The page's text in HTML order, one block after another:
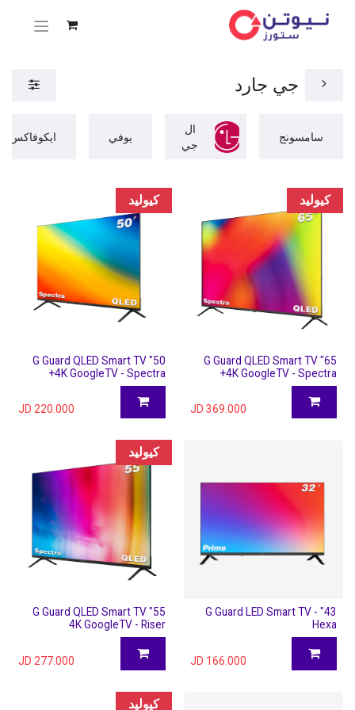
جي جارد
سامسونج
ال
جي
يوفي ايكوفاكس
كيوليد
65" G Guard QLED Smart TV
4K GoogleTV - Spectra+
369.000
كيوليد
50" G Guard QLED Smart TV
4K GoogleTV - Spectra+
220.000
43" G Guard LED Smart TV -
Hexa
166.000
كيوليد
55" G Guard QLED Smart TV
4K GoogleTV - Riser
277.000
كيوليد